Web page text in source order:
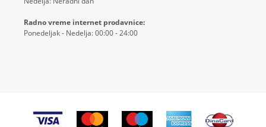
Radno vreme internet prodavnice:
Ponedeljak - Nedelja: 00:00 - 24:00